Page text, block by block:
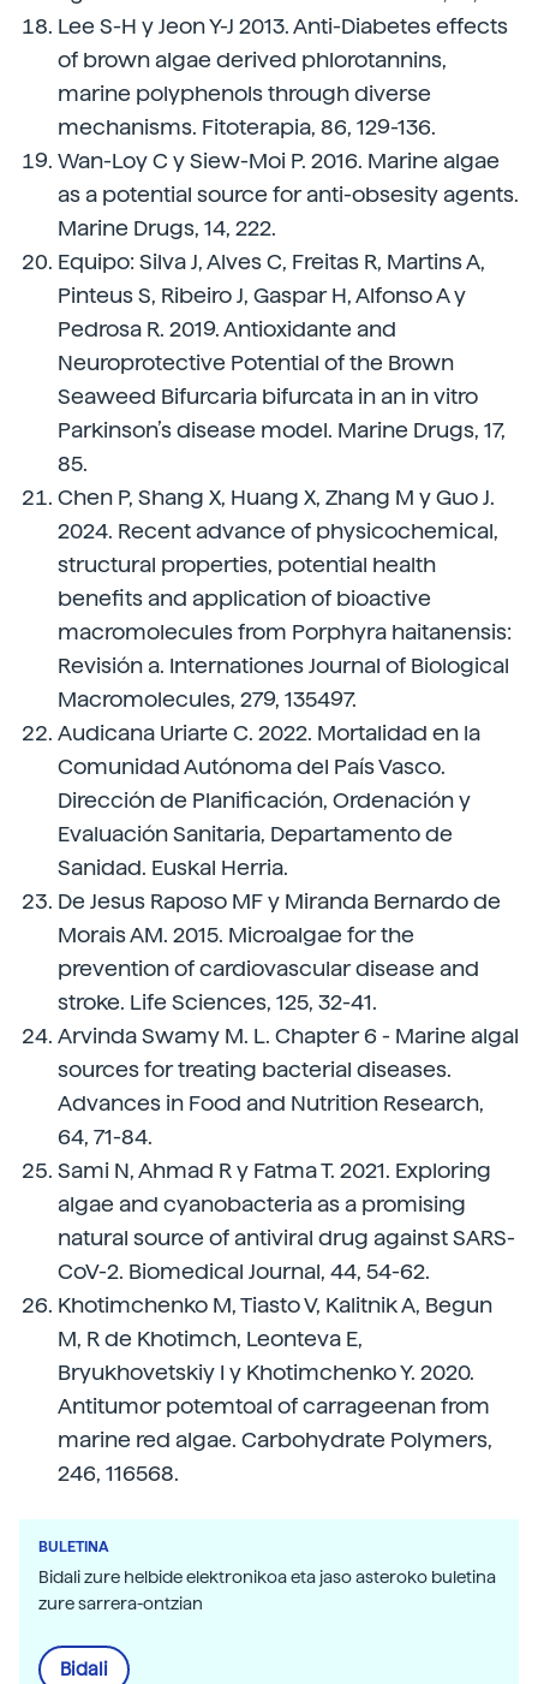
Lee S-H y Jeon Y-J 2013. Anti-Diabetes effects
of brown algae derived phlorotannins,
marine polyphenols through diverse
mechanisms. Fitoterapia, 86, 129-136.
Wan-Loy C y Siew-Moi P. 2016. Marine algae
as a potential source for anti-obsesity agents.
Marine Drugs, 14, 222.
Equipo: Silva J, Alves C, Freitas R, Martins A,
Pinteus S, Ribeiro J, Gaspar H, Alfonso A y
Pedrosa R. 2019. Antioxidante and
Neuroprotective Potential of the Brown
Seaweed Bifurcaria bifurcata in an in vitro
Parkinson’s disease model. Marine Drugs, 17,
85.
Chen P, Shang X, Huang X, Zhang M y Guo J.
2024. Recent advance of physicochemical,
structural properties, potential health
benefits and application of bioactive
macromolecules from Porphyra haitanensis:
Revisión a. Internationes Journal of Biological
Macromolecules, 279, 135497.
Audicana Uriarte C. 2022. Mortalidad en la
Comunidad Autónoma del País Vasco.
Dirección de Planificación, Ordenación y
Evaluación Sanitaria, Departamento de
Sanidad. Euskal Herria.
De Jesus Raposo MF y Miranda Bernardo de
Morais AM. 2015. Microalgae for the
prevention of cardiovascular disease and
stroke. Life Sciences, 125, 32-41.
Arvinda Swamy M. L. Chapter 6 - Marine algal
sources for treating bacterial diseases.
Advances in Food and Nutrition Research,
64, 71-84.
Sami N, Ahmad R y Fatma T. 2021. Exploring
algae and cyanobacteria as a promising
natural source of antiviral drug against SARS-
CoV-2. Biomedical Journal, 44, 54-62.
Khotimchenko M, Tiasto V, Kalitnik A, Begun
M, R de Khotimch, Leonteva E,
Bryukhovetskiy I y Khotimchenko Y. 2020.
Antitumor potemtoal of carrageenan from
marine red algae. Carbohydrate Polymers,
246, 116568.
BULETINA
Bidali zure helbide elektronikoa eta jaso asteroko buletina
zure sarrera-ontzian
Bidali